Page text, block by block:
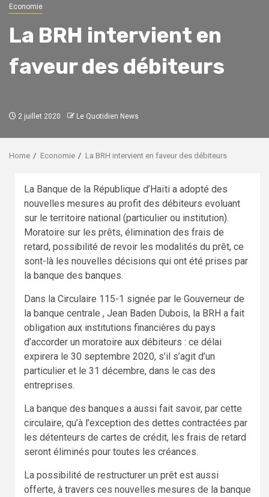
Economie
La BRH intervient en
faveur des débiteurs
2 juillet 2020 Le Quotidien News
Home Economie La BRH intervient en faveur des débiteurs
La Banque de la République d’Haïti a adopté des
nouvelles mesures au profit des débiteurs evoluant
sur le territoire national (particulier ou institution).
Moratoire sur les prêts, élimination des frais de
retard, possibilité de revoir les modalités du prêt, ce
sont-là les nouvelles décisions qui ont été prises par
la banque des banques.
Dans la Circulaire 115-1 signée par le Gouverneur de
la banque centrale , Jean Baden Dubois, la BRH a fait
obligation aux institutions financières du pays
d’accorder un moratoire aux débiteurs : ce délai
expirera le 30 septembre 2020, s’il s’agit d’un
particulier et le 31 décembre, dans le cas des
entreprises.
La banque des banques a aussi fait savoir, par cette
circulaire, qu’à l’exception des dettes contractées par
les détenteurs de cartes de crédit, les frais de retard
seront éliminés pour toutes les créances.
La possibilité de restructurer un prêt est aussi
offerte, à travers ces nouvelles mesures de la banque